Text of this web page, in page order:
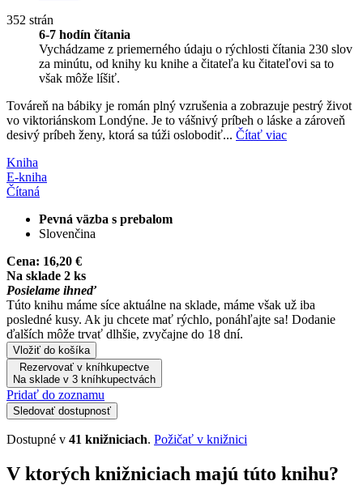
352 strán
6-7 hodín čítania
Vychádzame z priemerného údaju o rýchlosti čítania 230 slov
za minútu, od knihy ku knihe a čitateľa ku čitateľovi sa to
však môže líšiť.
Továreň na bábiky je román plný vzrušenia a zobrazuje pestrý život
vo viktoriánskom Londýne. Je to vášnivý príbeh o láske a zároveň
desivý príbeh ženy, ktorá sa túži oslobodiť... Čítať viac
Kniha
E-kniha
Čítaná
Pevná väzba s prebalom
Slovenčina
Cena: 16,20 €
Na sklade 2 ks
Posielame ihneď
Túto knihu máme síce aktuálne na sklade, máme však už iba
posledné kusy. Ak ju chcete mať rýchlo, ponáhľajte sa! Dodanie
ďalších môže trvať dlhšie, zvyčajne do 18 dní.
Vložiť do košíka
Rezervovať v kníhkupectve
Na sklade v 3 kníhkupectvách
Pridať do zoznamu
Sledovať dostupnosť
Dostupné v 41 knižniciach. Požičať v knižnici
V ktorých knižniciach majú túto knihu?